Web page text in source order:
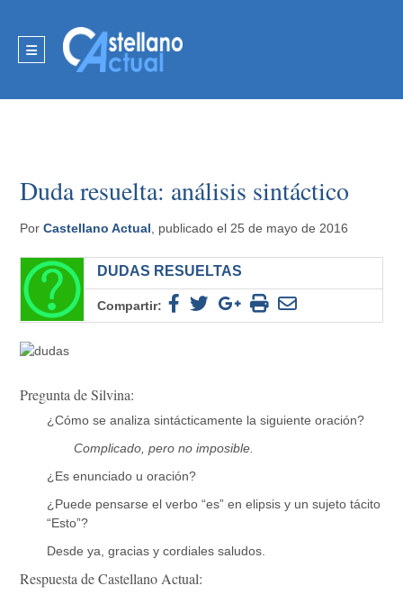
Duda resuelta: análisis sintáctico
PorCastellano Actual , publicado el 25 de mayo de 2016
DUDAS RESUELTAS
Compartir:
Pregunta de Silvina:
¿Cómo se analiza sintácticamente la siguiente oración?
Complicado, pero no imposible.
¿Es enunciado u oración?
¿Puede pensarse el verbo “es” en elipsis y un sujeto tácito
“Esto”?
Desde ya, gracias y cordiales saludos.
Respuesta de Castellano Actual: